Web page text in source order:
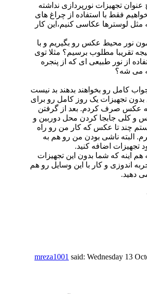
عنوان تجهیزات نورپردازی نداشته
فقط با استفاده از چراغ های
مثل لوسترها عکاسی کنیم،این کار
نور محیط عکس رو بگیریم و با
تقریبا مطلوب برسیم؟ مثلا توی
از نور طبیعی ای که از پنجره
می شه؟
جواب کامل رو بخواهند بدهند بد نیست
بدون تجهیزات یک روز کامل رو برای
عکس صرف کردم. بعد از گرفتن
و کلی جابجا کردن محل دوربین و
چند تا عکس که کار من رو راه
البته ناشی بودن من رو هم به
تجهیزات اضافه کنید.
هم اینه که شما بدون این تجهیزات
اندوزی و کار با این وسایل رو هم
دهید.
mreza1001 said: Wednesday 13